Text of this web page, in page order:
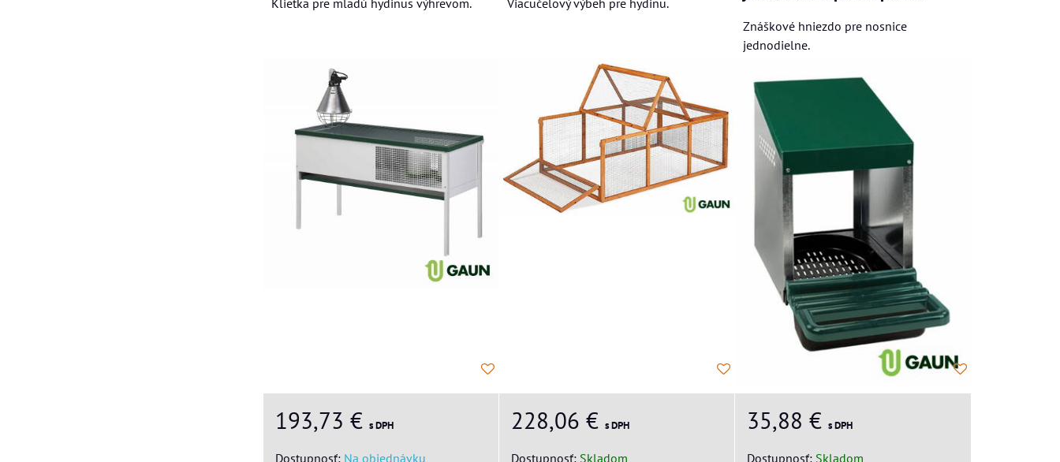
Klietka pre mladú hydinus výhrevom.
193,73 € s DPH
Dostupnosť: Na objednávku
Viacučelový výbeh pre hydinu.
228,06 € s DPH
Dostupnosť: Skladom
Znáškové hniezdo pre nosnice
jednodielne.
35,88 €s DPH
Dostupnosť: Skladom